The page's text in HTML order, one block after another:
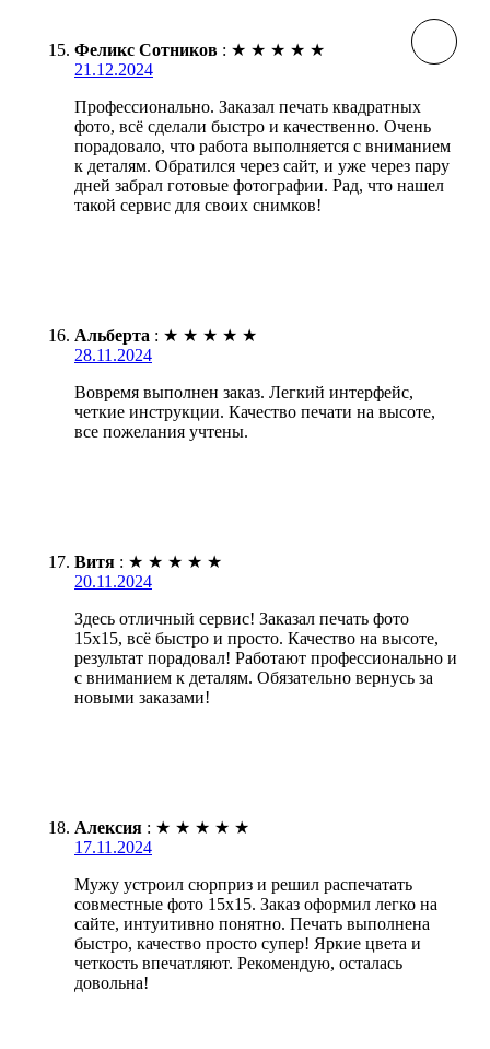
Феликс Сотников : ★ ★ ★ ★ ★
21.12.2024
Профессионально. Заказал печать квадратных
фото, всё сделали быстро и качественно. Очень
порадовало, что работа выполняется с вниманием
к деталям. Обратился через сайт, и уже через пару
дней забрал готовые фотографии. Рад, что нашел
такой сервис для своих снимков!
Альберта : ★ ★ ★ ★ ★
28.11.2024
Вовремя выполнен заказ. Легкий интерфейс,
четкие инструкции. Качество печати на высоте,
все пожелания учтены.
Витя : ★ ★ ★ ★ ★
20.11.2024
Здесь отличный сервис! Заказал печать фото
15х15, всё быстро и просто. Качество на высоте,
результат порадовал! Работают профессионально и
с вниманием к деталям. Обязательно вернусь за
новыми заказами!
Алексия : ★ ★ ★ ★ ★
17.11.2024
Мужу устроил сюрприз и решил распечатать
совместные фото 15х15. Заказ оформил легко на
сайте, интуитивно понятно. Печать выполнена
быстро, качество просто супер! Яркие цвета и
четкость впечатляют. Рекомендую, осталась
довольна!